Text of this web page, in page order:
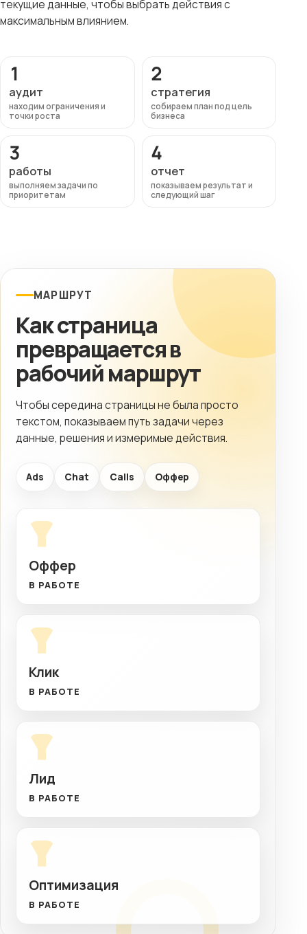
текущие данные, чтобы выбрать действия с
максимальным влиянием.
1
аудит
находим ограничения и
точки роста
2
стратегия
собираем план под цель
бизнеса
3
работы
выполняем задачи по
приоритетам
4
отчет
показываем результат и
следующий шаг
МАРШРУТ
Как страница
превращается в
рабочий маршрут
Чтобы середина страницы не была просто
текстом, показываем путь задачи через
данные, решения и измеримые действия.
Ads Chat Calls Оффер
Оффер
В РАБОТЕ
Клик
В РАБОТЕ
Лид
В РАБОТЕ
Оптимизация
В РАБОТЕ